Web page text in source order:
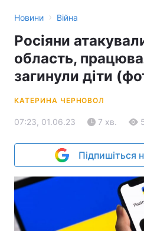
Новини › Війна
Росіяни
область,
загинули діти
КАТЕРИНА ЧЕРНОВОЛ
07:23, 01.06.23 7 хв.
Підпишіться